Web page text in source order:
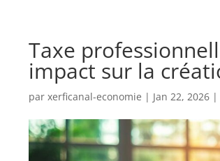
Taxe
impact sur la
par xerficanal-economie | Jan 22, 2026|